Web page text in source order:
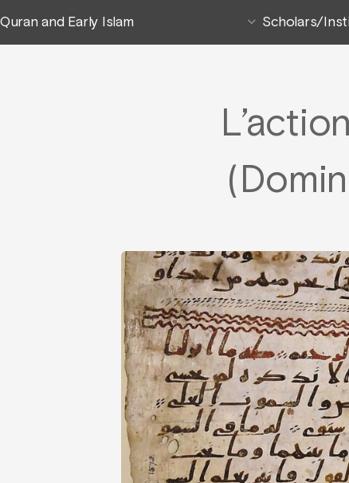
Quran and Early Islam Scholars/